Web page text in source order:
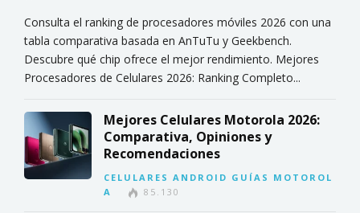
Consulta el ranking de procesadores móviles 2026 con una
tabla comparativa basada en AnTuTu y Geekbench.
Descubre qué chip ofrece el mejor rendimiento. Mejores
Procesadores de Celulares 2026: Ranking Completo...
Mejores Celulares Motorola 2026:
Comparativa, Opiniones y
Recomendaciones
CELULARES ANDROID GUÍAS MOTOROL
A
85.130